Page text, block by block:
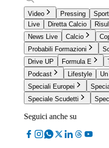
Video Pressing
Live
Diretta Calcio
News Live
Calcio
Probabili Formazioni
Drive UP
Formula E
Podcast
Lifestyle
Speciali Europei
Speciale Scudetti
Seguici anche su